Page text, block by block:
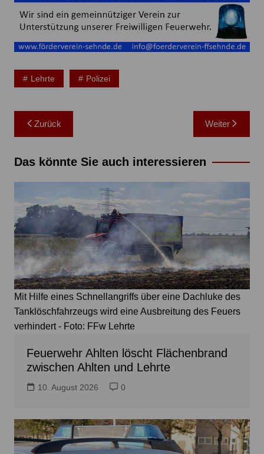
Lehrte Polizei
Beitragsnavigation
Zurück Weiter
Das könnte Sie auch interessieren
Mit Hilfe eines Schnellangriffs über eine Dachluke des
Tanklöschfahrzeugs wird eine Ausbreitung des Feuers
verhindert - Foto: FFw Lehrte
Feuerwehr Ahlten löscht Flächenbrand
zwischen Ahlten und Lehrte
10. August 2026 0